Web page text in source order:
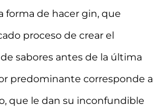
forma de hacer gin, que
proceso de crear el
sabores antes de la última
predominante corresponde a
que le dan su inconfundible